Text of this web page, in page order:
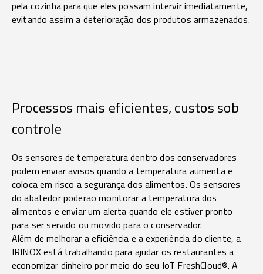
pela cozinha para que eles possam intervir imediatamente,
evitando assim a deterioração dos produtos armazenados.
Processos mais eficientes, custos sob
controle
Os sensores de temperatura dentro dos conservadores
podem enviar avisos quando a temperatura aumenta e
coloca em risco a segurança dos alimentos. Os sensores
do abatedor poderão monitorar a temperatura dos
alimentos e enviar um alerta quando ele estiver pronto
para ser servido ou movido para o conservador.
Além de melhorar a eficiência e a experiência do cliente, a
IRINOX está trabalhando para ajudar os restaurantes a
economizar dinheiro por meio do seu IoT FreshCloud®. A